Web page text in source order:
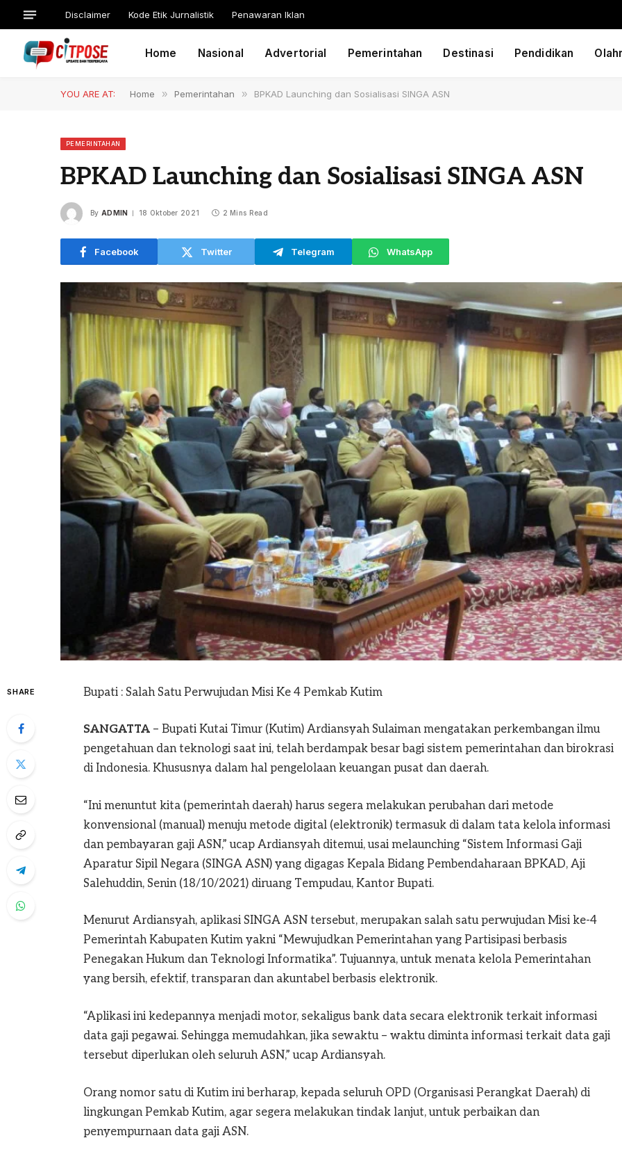
Disclaimer Kode Etik Jurnalistik Penawaran Iklan
Home Nasional Advertorial Pemerintahan Destinasi Pendidikan
YOU ARE AT: Home » Pemerintahan » BPKAD Launching dan Sosialisasi SINGA ASN
PEMERINTAHAN
BPKAD Launching dan Sosialisasi SINGA ASN
By ADMIN 18 Oktober 2021 2 Mins Read
Facebook Twitter Telegram WhatsApp
SHARE Bupati : Salah Satu Perwujudan Misi Ke 4 Pemkab Kutim
SANGATTA– Bupati Kutai Timur (Kutim) Ardiansyah Sulaiman mengatakan perkembangan ilmu
pengetahuan dan teknologi saat ini, telah berdampak besar bagi sistem pemerintahan dan birokrasi
di Indonesia. Khususnya dalam hal pengelolaan keuangan pusat dan daerah.
“Ini menuntut kita (pemerintah daerah) harus segera melakukan perubahan dari metode
konvensional (manual) menuju metode digital (elektronik) termasuk di dalam tata kelola informasi
dan pembayaran gaji ASN,” ucap Ardiansyah ditemui, usai melaunching “Sistem Informasi Gaji
Aparatur Sipil Negara (SINGA ASN) yang digagas Kepala Bidang Pembendaharaan BPKAD, Aji
Salehuddin, Senin (18/10/2021) diruang Tempudau, Kantor Bupati.
Menurut Ardiansyah, aplikasi SINGA ASN tersebut, merupakan salah satu perwujudan Misi ke-4
Pemerintah Kabupaten Kutim yakni “Mewujudkan Pemerintahan yang Partisipasi berbasis
Penegakan Hukum dan Teknologi Informatika”. Tujuannya, untuk menata kelola Pemerintahan
yang bersih, efektif, transparan dan akuntabel berbasis elektronik.
“Aplikasi ini kedepannya menjadi motor, sekaligus bank data secara elektronik terkait informasi
data gaji pegawai. Sehingga memudahkan, jika sewaktu – waktu diminta informasi terkait data gaji
tersebut diperlukan oleh seluruh ASN,” ucap Ardiansyah.
Orang nomor satu di Kutim ini berharap, kepada seluruh OPD (Organisasi Perangkat Daerah) di
lingkungan Pemkab Kutim, agar segera melakukan tindak lanjut, untuk perbaikan dan
penyempurnaan data gaji ASN.